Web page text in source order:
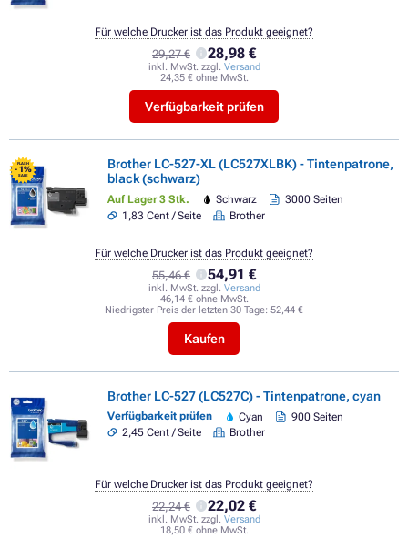
29,27 € 28,98 €
inkl. MwSt. zzgl. Versand
24,35 € ohne MwSt.
Verfügbarkeit prüfen
Für welche Drucker ist das Produkt geeignet?
FLASH
- 1%
SALE
Brother LC-527-XL (LC527XLBK) - Tintenpatrone,
black (schwarz)
Auf Lager 3 Stk. Schwarz
3000 Seiten
1,83 Cent / Seite
Brother
55,46 € 54,91 €
inkl. MwSt. zzgl. Versand
46,14 € ohne MwSt.
Niedrigster Preis der letzten 30 Tage: 52,44 €
Kaufen
Für welche Drucker ist das Produkt geeignet?
Brother LC-527 (LC527C) - Tintenpatrone, cyan
Verfügbarkeit prüfen Cyan
900 Seiten
2,45 Cent / Seite
Brother
22,24 € 22,02 €
inkl. MwSt. zzgl. Versand
18,50 € ohne MwSt.
Für welche Drucker ist das Produkt geeignet?